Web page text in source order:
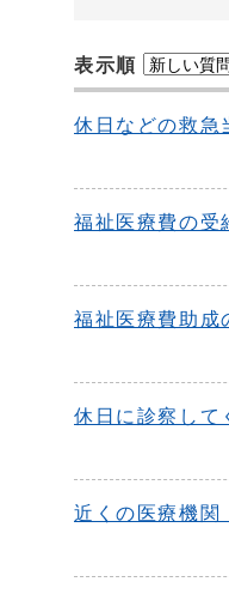
表示順
休日などの救急
福祉医療費の受
福祉医療費助成
休日に診察して
近くの医療機関